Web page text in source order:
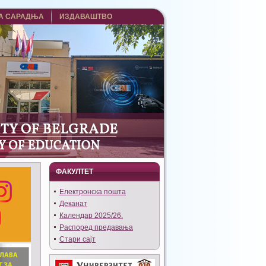
САРАДЊА ИЗДАВАШТВО
ФАКУЛТЕТ
Eлектронска пошта
Деканат
Календар 2025/26.
Распоред предавања
Стари сајт